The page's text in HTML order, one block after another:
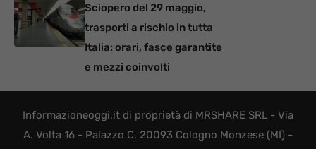
Sciopero del 29 maggio,
trasporti a rischio in tutta
Italia: orari, fasce garantite
e mezzi coinvolti
Informazioneoggi.it di proprietà di MRSHARE SRL - Via
A. Volta 16 - Palazzo C, 20093 Cologno Monzese (MI) -